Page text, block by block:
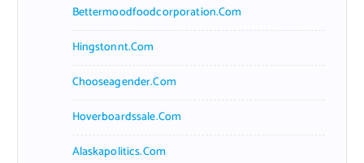
Bettermoodfoodcorporation.com
Hingstonnt.com
Chooseagender.com
Hoverboardssale.com
Alaskapolitics.com